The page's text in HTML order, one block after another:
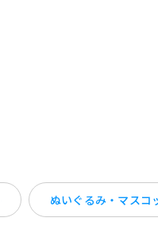
ぬいぐるみ・マスコ